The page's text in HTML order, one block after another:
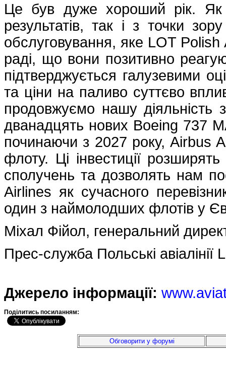
Це був дуже хороший рік. Як
результатів, так і з точки
обслуговування, яке LOT
раді, що вони позитивно
підтверджується галузевими
та ціни на паливо суттєво
продовжуємо нашу
дванадцять нових Boeing 737
починаючи з 2027 року, Airbus
флоту. Ці інвестиції
сполучень та дозволять нам
Airlines як сучасного
один з наймолодших флотів у
Міхал Фійол, генеральний
Прес-служба Польські авіалінії
Джерело інформації:
Подiлитись посиланням:
Обговорити у форумі